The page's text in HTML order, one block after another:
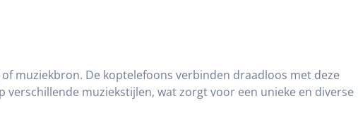
muziekbron. De koptelefoons verbinden draadloos met deze
muziekstijlen, wat zorgt voor een unieke en diverse